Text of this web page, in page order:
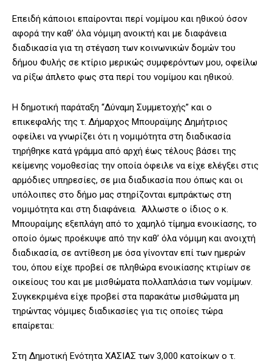
Επειδή κάποιοι επαίρονται περί νομίμου και ηθικού όσον
αφορά την καθ’ όλα νόμιμη ανοικτή και με διαφάνεια
διαδικασία για τη στέγαση των κοινωνικών δομών του
δήμου Φυλής σε κτίριο μερικώς συμφερόντων μου, οφείλω
να ρίξω άπλετο φως στα περί του νομίμου και ηθικού.
Η δημοτική παράταξη “Δύναμη Συμμετοχής” και ο
επικεφαλής της τ. Δήμαρχος Μπουραϊμης Δημήτριος
οφείλει να γνωρίζει ότι η νομιμότητα στη διαδικασία
τηρήθηκε κατά γράμμα από αρχή έως τέλους βάσει της
κείμενης νομοθεσίας την οποία όφειλε να είχε ελέγξει στις
αρμόδιες υπηρεσίες, σε μια διαδικασία που όπως και οι
υπόλοιπες στο δήμο μας στηρίζονται εμπράκτως στη
νομιμότητα και στη διαφάνεια. Άλλωστε ο ίδιος ο κ.
Μπουραίμης εξεπλάγη από το χαμηλό τίμημα ενοικίασης, το
οποίο όμως προέκυψε από την καθ’ όλα νόμιμη και ανοιχτή
διαδικασία, σε αντίθεση με όσα γίνονταν επί των ημερών
του, όπου είχε προβεί σε πληθώρα ενοικίασης κτιρίων σε
οικείους του και με μισθώματα πολλαπλάσια των νομίμων.
Συγκεκριμένα είχε προβεί στα παρακάτω μισθώματα μη
τηρώντας νόμιμες διαδικασίες για τις οποίες τώρα
επαίρεται:
Στη Δημοτική Ενότητα ΧΑΣΙΑΣ των 3,000 κατοίκων ο τ.